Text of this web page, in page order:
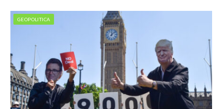
GEOPOLITICA